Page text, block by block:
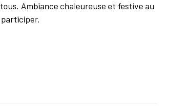
Ambiance chaleureuse et festive au
participer.